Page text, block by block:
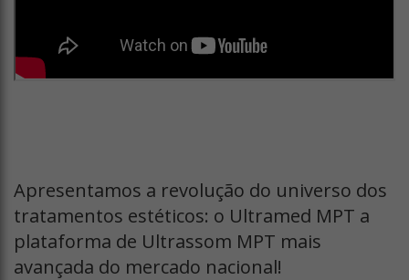
Apresentamos a revolução do universo dos
tratamentos estéticos: o Ultramed MPT a
plataforma de Ultrassom MPT mais
avançada do mercado nacional!